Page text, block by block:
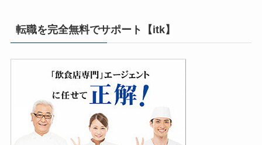
転職を完全無料でサポート【itk】